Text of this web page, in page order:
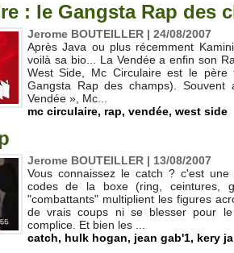
: le Gangsta Rap des
Jerome BOUTEILLER | 24/08/2007
Après Java ou plus récemment
voilà sa bio... La Vendée a enfin son
West Side, Mc Circulaire est le père
Gangsta Rap des champs).
Vendée », Mc...
mc circulaire, rap, vendée, west side
Jerome BOUTEILLER | 13/08/2007
Vous connaissez le catch ? c'est
codes de la boxe (ring, ceintures,
"combattants" multiplient les figures
de vrais coups ni se blesser pour
complice. Et bien les ...
catch, hulk hogan, jean gab'1, kery